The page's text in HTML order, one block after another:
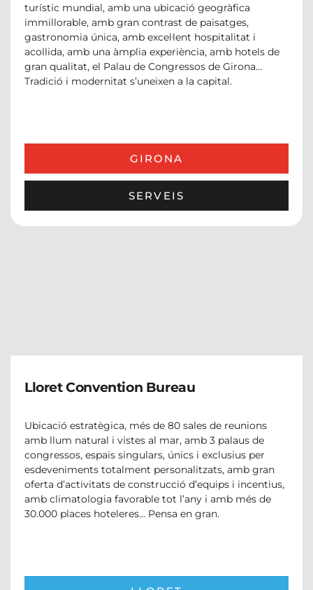
turístic mundial, amb una ubicació geogràfica
immillorable, amb gran contrast de paisatges,
gastronomia única, amb excel·lent hospitalitat i
acollida, amb una àmplia experiència, amb hotels de
gran qualitat, el Palau de Congressos de Girona…
Tradició i modernitat s’uneixen a la capital.
GIRONA
SERVEIS
Lloret Convention Bureau
Ubicació estratègica, més de 80 sales de reunions
amb llum natural i vistes al mar, amb 3 palaus de
congressos, espais singulars, únics i exclusius per
esdeveniments totalment personalitzats, amb gran
oferta d’activitats de construcció d’equips i incentius,
amb climatologia favorable tot l’any i amb més de
30.000 places hoteleres… Pensa en gran.